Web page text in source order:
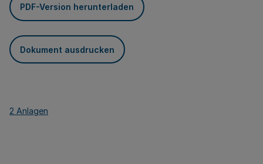
PDF-Version herunterladen
Dokument ausdrucken
2 Anlagen